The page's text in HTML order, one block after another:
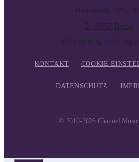
Hasenheide 107 –
D-10967 Berlin
Weiterleitung auf
KONTAKT COOKIE
DATENSCHUTZ
© 2010-2026 Channel